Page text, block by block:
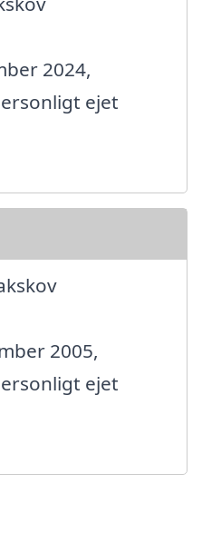
2024,
ejet
2005,
ejet